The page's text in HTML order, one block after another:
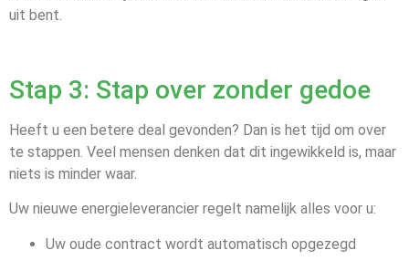
uit bent.
Stap 3: Stap over zonder gedoe
Heeft u een betere deal gevonden? Dan is het tijd om over
te stappen. Veel mensen denken dat dit ingewikkeld is, maar
niets is minder waar.
Uw nieuwe energieleverancier regelt namelijk alles voor u:
Uw oude contract wordt automatisch opgezegd